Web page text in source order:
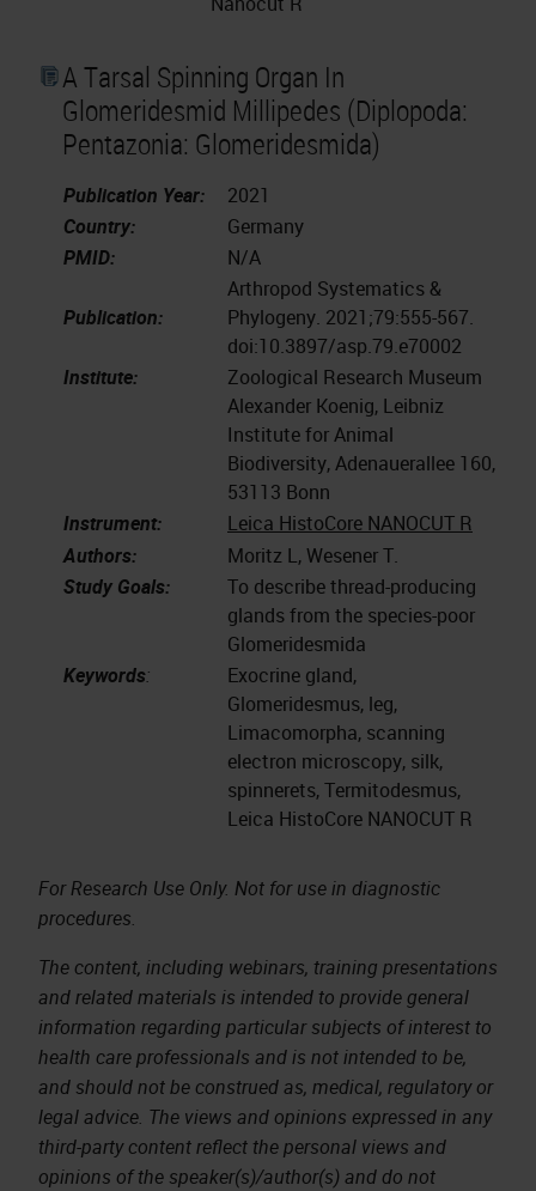
A Tarsal Spinning Organ In
Glomeridesmid Millipedes (Diplopoda:
Pentazonia: Glomeridesmida)
Publication Year:
2021
Country:
Germany
PMID:
N/A
Publication:
Arthropod Systematics &
Phylogeny. 2021;79:555-567.
doi:10.3897/asp.79.e70002
Institute:
Zoological Research Museum
Alexander Koenig, Leibniz
Institute for Animal
Biodiversity, Adenauerallee 160,
53113 Bonn
Instrument:
Leica HistoCore NANOCUT R
Authors:
Moritz L, Wesener T.
Study Goals:
To describe thread-producing
glands from the species-poor
Glomeridesmida
Keywords:
Exocrine gland,
Glomeridesmus, leg,
Limacomorpha, scanning
electron microscopy, silk,
spinnerets, Termitodesmus,
Leica HistoCore NANOCUT R
For Research Use Only. Not for use in diagnostic
procedures.
The content, including webinars, training presentations
and related materials is intended to provide general
information regarding particular subjects of interest to
health care professionals and is not intended to be,
and should not be construed as, medical, regulatory or
legal advice. The views and opinions expressed in any
third-party content reflect the personal views and
opinions of the speaker(s)/author(s) and do not